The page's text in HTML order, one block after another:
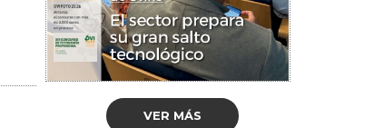
VER MÁS